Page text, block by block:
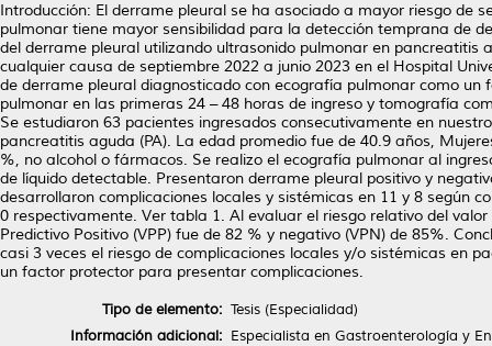
Introducción: El derrame pleural se ha asociado a mayor riesgo de
pulmonar tiene mayor sensibilidad para la detección temprana de
del derrame pleural utilizando ultrasonido pulmonar en
cualquier causa de septiembre 2022 a junio 2023 en el Hospital
de derrame pleural diagnosticado con ecografía pulmonar como
pulmonar en las primeras 24 – 48 horas de ingreso y tomografía
Se estudiaron 63 pacientes ingresados consecutivamente en
pancreatitis aguda (PA). La edad promedio fue de 40.9 años,
%, no alcohol o fármacos. Se realizo el ecografía pulmonar al
de líquido detectable. Presentaron derrame pleural positivo y
desarrollaron complicaciones locales y sistémicas en 11 y 8 según
0 respectivamente. Ver tabla 1. Al evaluar el riesgo relativo del
Predictivo Positivo (VPP) fue de 82 % y negativo (VPN) de 85%.
casi 3 veces el riesgo de complicaciones locales y/o sistémicas en
un factor protector para presentar complicaciones.
Tipo de elemento: Tesis (Especialidad)
Información adicional: Especialista en Gastroenterología y